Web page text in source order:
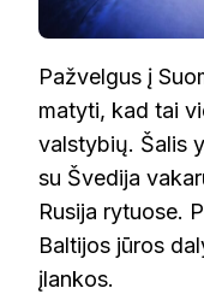
Pažvelgus į
matyti, kad tai
valstybių. Šalis
su Švedija
Rusija rytuose.
Baltijos jūros
įlankos.